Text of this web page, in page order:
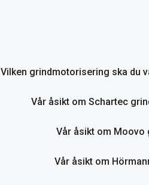
Vilken grindmotorisering ska du
Vår åsikt om Schartec
Vår åsikt om
Vår åsikt om